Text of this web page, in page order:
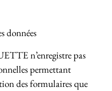
données
n’enregistre pas
permettant
des formulaires que